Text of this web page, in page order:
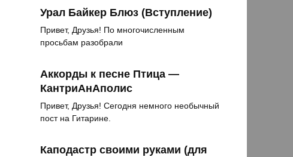
Урал Байкер Блюз (Вступление)
Привет, Друзья! По многочисленным
просьбам разобрали
Аккорды к песне Птица —
КантриАнАполис
Привет, Друзья! Сегодня немного необычный
пост на Гитарине.
Каподастр своими руками (для